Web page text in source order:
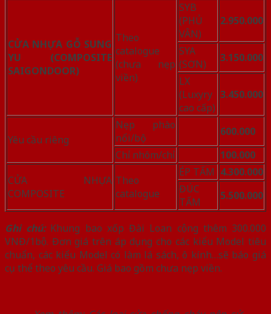
CỬA NHỰA GỖ SUNG
YU (COMPOSITE
SAIGONDOOR)
Theo
catalogue
(chưa nẹp
viền)
SYB
(PHỦ
VÂN)
2.950.000
SYA
(SƠN)
3.150.000
LX
(Luxyry
cao cấp)
3.450.000
Yêu cầu riêng
Nẹp phào
nổi/bộ
600.000
Chỉ nhôm/chỉ
100.000
CỬA NHỰA
COMPOSITE
Theo
catalogue
ÉP TẤM 4.300.000
ĐÚC
TẤM
5.500.000
Ghi chú: Khung bao xốp Đài Loan cộng thêm 300.000
VNĐ/1bộ. Đơn giá trên áp dụng cho các kiểu Model tiêu
chuẩn, các kiểu Model có làm lá sách, ô kính…sẽ báo giá
cụ thể theo yêu cầu. Giá bao gồm chưa nẹp viền.